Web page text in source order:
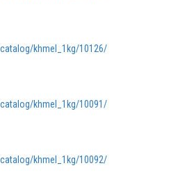
khmel_1kg/10126/
khmel_1kg/10091/
khmel_1kg/10092/